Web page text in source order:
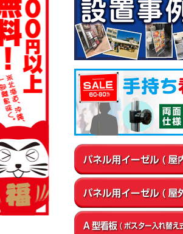
使用場所で選ぶ
▼屋内
通路
店内・フロア
▼屋外
店舗前
イベント会場